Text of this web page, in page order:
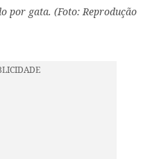
por gata. (Foto: Reprodução